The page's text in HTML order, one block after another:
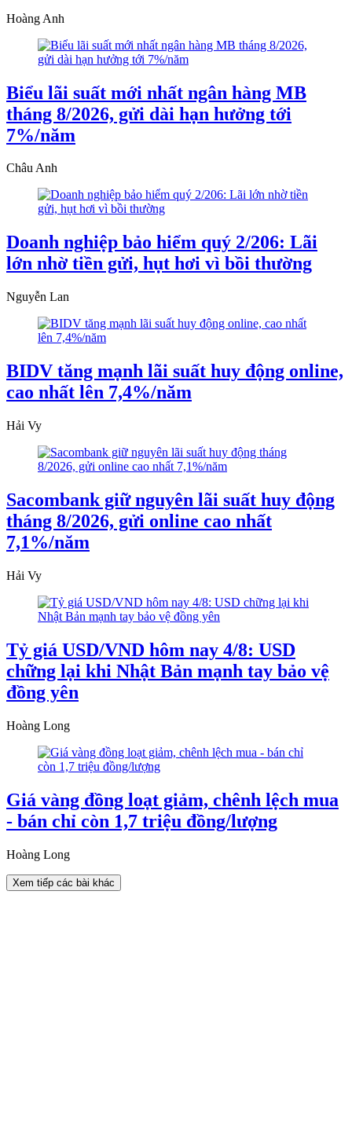
Hoàng Anh
Biểu lãi suất mới nhất ngân hàng MB
tháng 8/2026, gửi dài hạn hưởng tới
7%/năm
Châu Anh
Doanh nghiệp bảo hiểm quý 2/206: Lãi
lớn nhờ tiền gửi, hụt hơi vì bồi thường
Nguyễn Lan
BIDV tăng mạnh lãi suất huy động online,
cao nhất lên 7,4%/năm
Hải Vy
Sacombank giữ nguyên lãi suất huy động
tháng 8/2026, gửi online cao nhất
7,1%/năm
Hải Vy
Tỷ giá USD/VND hôm nay 4/8: USD
chững lại khi Nhật Bản mạnh tay bảo vệ
đồng yên
Hoàng Long
Giá vàng đồng loạt giảm, chênh lệch mua
- bán chỉ còn 1,7 triệu đồng/lượng
Hoàng Long
Xem tiếp các bài khác